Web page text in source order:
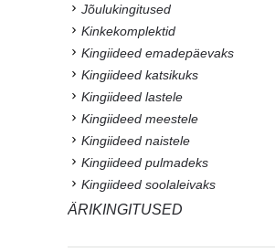
Jõulukingitused
Kinkekomplektid
Kingiideed emadepäevaks
Kingiideed katsikuks
Kingiideed lastele
Kingiideed meestele
Kingiideed naistele
Kingiideed pulmadeks
Kingiideed soolaleivaks
ÄRIKINGITUSED